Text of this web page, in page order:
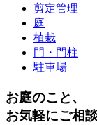
剪定管理
庭
植栽
門・門柱
駐車場
お庭のこと、
お気軽にご相